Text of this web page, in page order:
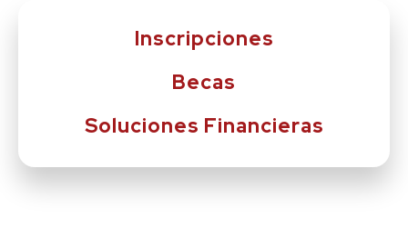
Inscripciones
Becas
Soluciones Financieras